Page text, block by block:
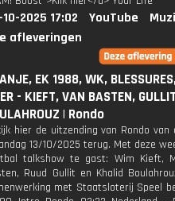
10-2025 17:02 YouTube
afleveringen
EK 1988, WK,
- KIEFT, VAN BASTEN,
| Rondo
hier de uitzending van Rondo van
13/10/2025 terug. Met deze
talkshow te gast: Wim Kieft,
Ruud Gullit en Khalid
met Staatsloterij Speel